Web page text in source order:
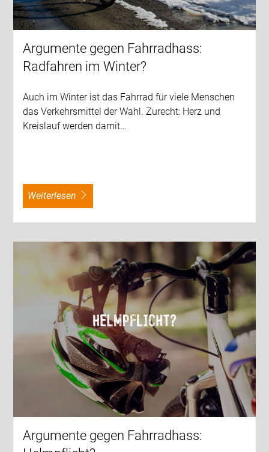
Argumente gegen Fahrradhass:
Radfahren im Winter?
Auch im Winter ist das Fahrrad für viele Menschen
das Verkehrsmittel der Wahl. Zurecht: Herz und
Kreislauf werden damit…
weiterlesen
Argumente gegen Fahrradhass: